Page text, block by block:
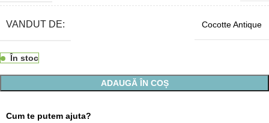
VANDUT DE: Cocotte Antique
În stoc
ADAUGĂ ÎN COȘ
Cum te putem ajuta?